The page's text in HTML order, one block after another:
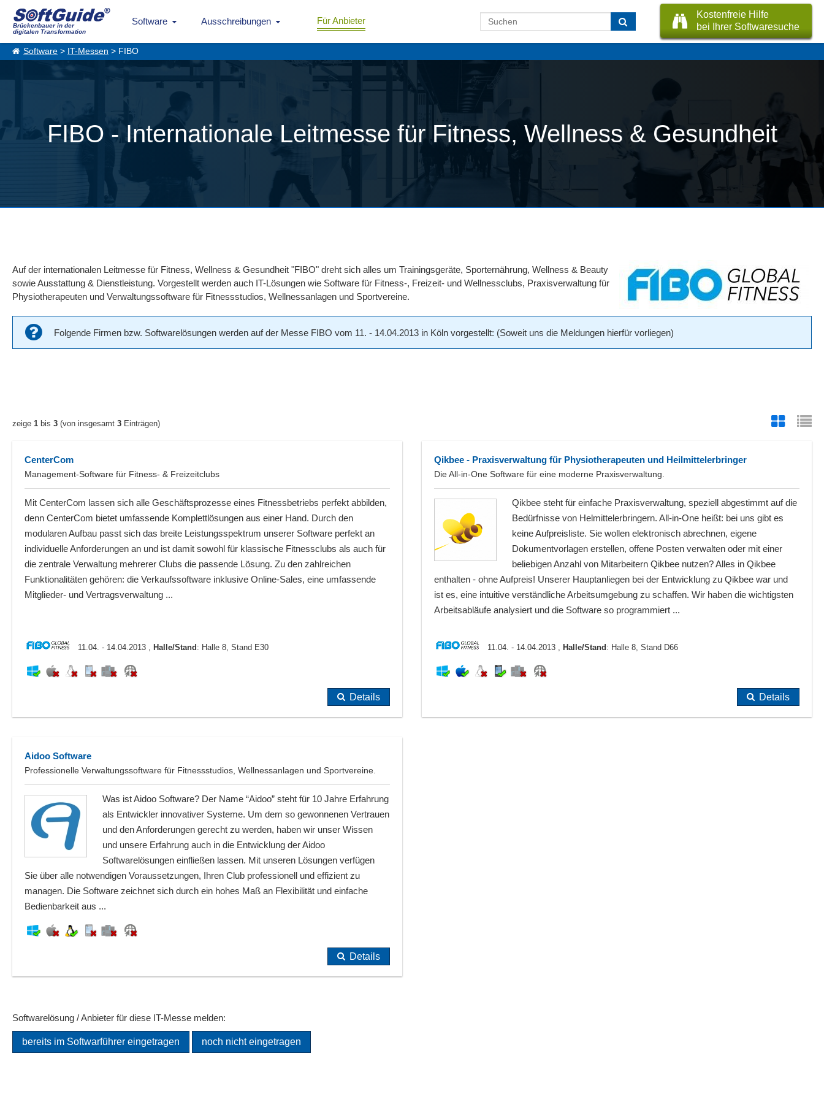
Brückenbauer in der
digitalen Transformation
Software Ausschreibungen Für Anbieter
Kostenfreie Hilfe
bei Ihrer Softwaresuche
Software > IT-Messen > FIBO
FIBO - Internationale Leitmesse für Fitness, Wellness & Gesundheit
Auf der internationalen Leitmesse für Fitness, Wellness & Gesundheit "FIBO" dreht sich alles um Trainingsgeräte, Sporternährung, Wellness & Beauty
sowie Ausstattung & Dienstleistung. Vorgestellt werden auch IT-Lösungen wie Software für Fitness-, Freizeit- und Wellnessclubs, Praxisverwaltung für
Physiotherapeuten und Verwaltungssoftware für Fitnessstudios, Wellnessanlagen und Sportvereine.
Folgende Firmen bzw. Softwarelösungen werden auf der Messe FIBO vom 11. - 14.04.2013 in Köln vorgestellt: (Soweit uns die Meldungen hierfür vorliegen)
zeige 1 bis 3 (von insgesamt 3 Einträgen)
CenterCom
Management-Software für Fitness- & Freizeitclubs
Mit CenterCom lassen sich alle Geschäftsprozesse eines Fitnessbetriebs perfekt abbilden,
denn CenterCom bietet umfassende Komplettlösungen aus einer Hand. Durch den
modularen Aufbau passt sich das breite Leistungsspektrum unserer Software perfekt an
individuelle Anforderungen an und ist damit sowohl für klassische Fitnessclubs als auch für
die zentrale Verwaltung mehrerer Clubs die passende Lösung. Zu den zahlreichen
Funktionalitäten gehören: die Verkaufssoftware inklusive Online-Sales, eine umfassende
Mitglieder- und Vertragsverwaltung ...
11.04. - 14.04.2013 , Halle/Stand : Halle 8, Stand E30
Details
Qikbee - Praxisverwaltung für Physiotherapeuten und Heilmittelerbringer
Die All-in-One Software für eine moderne Praxisverwaltung.
Qikbee steht für einfache Praxisverwaltung, speziell abgestimmt auf die
Bedürfnisse von Helmittelerbringern. All-in-One heißt: bei uns gibt es
keine Aufpreisliste. Sie wollen elektronisch abrechnen, eigene
Dokumentvorlagen erstellen, offene Posten verwalten oder mit einer
beliebigen Anzahl von Mitarbeitern Qikbee nutzen? Alles in Qikbee
enthalten - ohne Aufpreis! Unserer Hauptanliegen bei der Entwicklung zu Qikbee war und
ist es, eine intuitive verständliche Arbeitsumgebung zu schaffen. Wir haben die wichtigsten
Arbeitsabläufe analysiert und die Software so programmiert ...
11.04. - 14.04.2013 , Halle/Stand : Halle 8, Stand D66
Details
Aidoo Software
Professionelle Verwaltungssoftware für Fitnessstudios, Wellnessanlagen und Sportvereine.
Was ist Aidoo Software? Der Name “Aidoo” steht für 10 Jahre Erfahrung
als Entwickler innovativer Systeme. Um dem so gewonnenen Vertrauen
und den Anforderungen gerecht zu werden, haben wir unser Wissen
und unsere Erfahrung auch in die Entwicklung der Aidoo
Softwarelösungen einfließen lassen. Mit unseren Lösungen verfügen
Sie über alle notwendigen Voraussetzungen, Ihren Club professionell und effizient zu
managen. Die Software zeichnet sich durch ein hohes Maß an Flexibilität und einfache
Bedienbarkeit aus ...
Details
Softwarelösung / Anbieter für diese IT-Messe melden:
bereits im Softwarführer eingetragen noch nicht eingetragen